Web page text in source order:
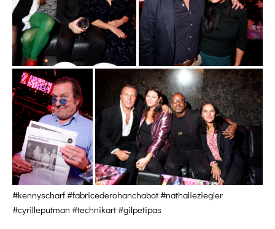
#kennyscharf #fabricederohanchabot #nathalieziegler
#cyrilleputman #technikart #gilpetipas